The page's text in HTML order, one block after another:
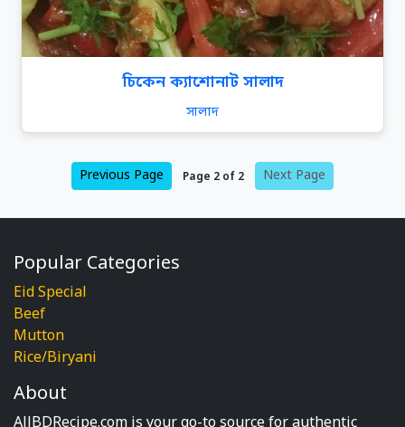
চিকেন ক্যাশোনাট সালাদ
সালাদ
Previous Page Page 2 of 2 Next Page
Popular Categories
Eid Special
Beef
Mutton
Rice/Biryani
About